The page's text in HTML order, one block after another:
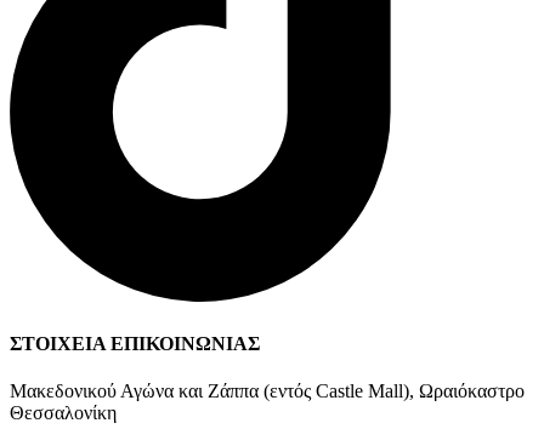
ΣΤΟΙΧΕΙΑ ΕΠΙΚΟΙΝΩΝΙΑΣ
Μακεδονικού Αγώνα και Ζάππα (εντός Castle Mall), Ωραιόκαστρο
Θεσσαλονίκη